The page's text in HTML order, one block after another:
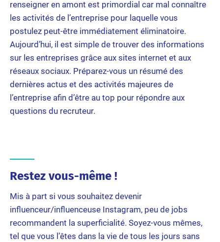
renseigner en amont est primordial car mal connaître
les activités de l’entreprise pour laquelle vous
postulez peut-être immédiatement éliminatoire.
Aujourd’hui, il est simple de trouver des informations
sur les entreprises grâce aux sites internet et aux
réseaux sociaux. Préparez-vous un résumé des
dernières actus et des activités majeures de
l’entreprise afin d’être au top pour répondre aux
questions du recruteur.
Restez vous-même !
Mis à part si vous souhaitez devenir
influenceur/influenceuse Instagram, peu de jobs
recommandent la superficialité. Soyez-vous mêmes,
tel que vous l’êtes dans la vie de tous les jours sans